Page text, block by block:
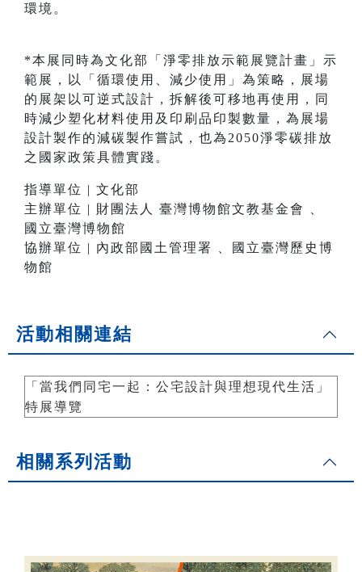
環境。
*本展同時為文化部「淨零排放示範展覽計畫」示
範展，以「循環使用、減少使用」為策略，展場
的展架以可逆式設計，拆解後可移地再使用，同
時減少塑化材料使用及印刷品印製數量，為展場
設計製作的減碳製作嘗試，也為2050淨零碳排放
之國家政策具體實踐。
指導單位 | 文化部
主辦單位 | 財團法人 臺灣博物館文教基金會 、
國立臺灣博物館
協辦單位 | 內政部國土管理署 、國立臺灣歷史博
物館
活動相關連結
「當我們同宅一起：公宅設計與理想現代生活」
特展導覽
相關系列活動